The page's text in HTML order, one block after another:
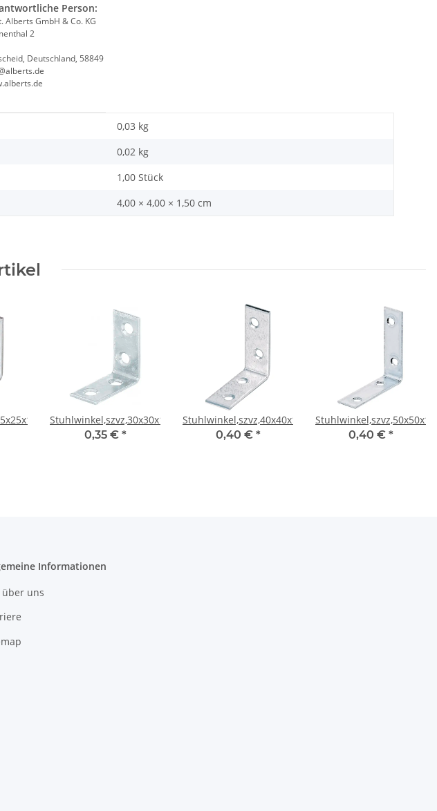
Person:
Alberts GmbH & Co. KG
2
Deutschland, 58849
0,03 kg
0,02 kg
1,00 Stück
4,00 × 4,00 × 1,50 cm
Stuhlwinkel,szvz,30x30x14CF
0,35 € *
Stuhlwinkel,szvz,40x40x15CF
0,40 € *
0,40 € *
Informationen
uns